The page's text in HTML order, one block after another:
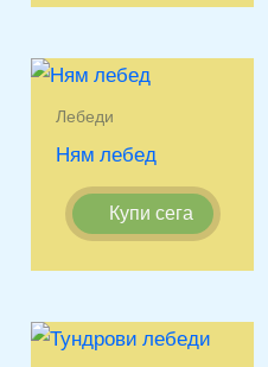
Лебеди
Ням лебед
Купи сега